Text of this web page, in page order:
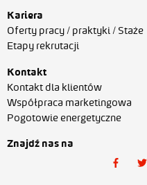
Kariera
Oferty pracy / praktyki / Staże
Etapy rekrutacji
Kontakt
Kontakt dla klientów
Współpraca marketingowa
Pogotowie energetyczne
Znajdź nas na